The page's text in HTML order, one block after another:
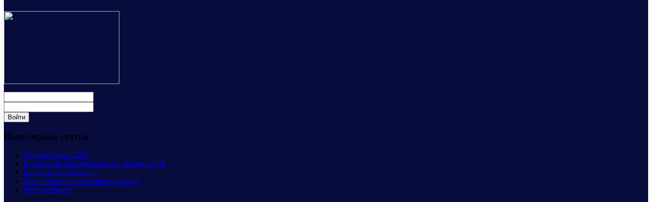
Популярные статьи
Педагог года - 2017
Кузбасский образовательный форум - 2019
Центр вновь впереди!
План работы на осенние каникулы
Методкабинет